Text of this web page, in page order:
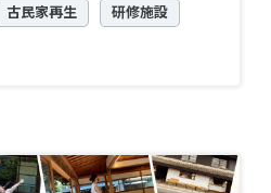
古民家再生 研修施設